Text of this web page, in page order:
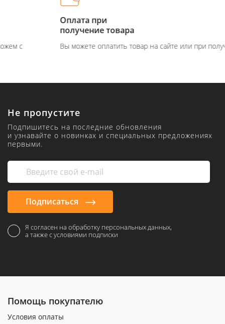
получение товара
Вы можете оплатить товар на сайте или при получение
Не пропустите
Подпишитесь на последние обновления
и узнавайте о новинках и специальных предложениях
первыми.
Подписаться
Я согласен на обработку персональных данных,
а также с условиями подписки
Помощь покупателю
Условия оплаты